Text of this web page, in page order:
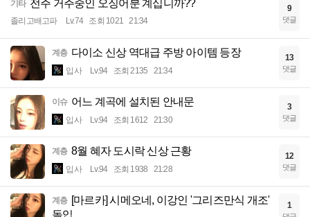
기타 전주 거주중인 오징어분 계십니까??
졸리고배고파 Lv.74 조회 1021 21:34
9
댓글
계층 다이소 신상 역대급 주방 아이템 등장
입사 Lv.94 조회 2135 21:34
13
댓글
이슈 어느 계곡에 설치된 안내문
입사 Lv.94 조회 1612 21:30
3
댓글
계층 8월 혜자 도시락 신상 근황
입사 Lv.94 조회 1938 21:28
12
댓글
계층 [마르카] 시메오네, 이강인 '그리즈만식 개조'
1